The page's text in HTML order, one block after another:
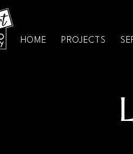
HOME PROJECTS